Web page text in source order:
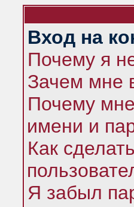
Вход на
Почему я
Зачем мне
Почему
имени и
Как
Я забыл